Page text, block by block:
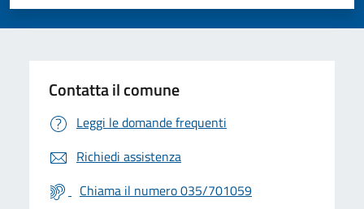
Valuta 5 stelle su 5
Valuta 4 stelle su 5
Valuta 3 stelle su 5
Valuta 2 stelle su 5
Valuta 1 stelle su 5
Contatta il comune
Leggi le domande frequenti
Richiedi assistenza
Chiama il numero 035/701059